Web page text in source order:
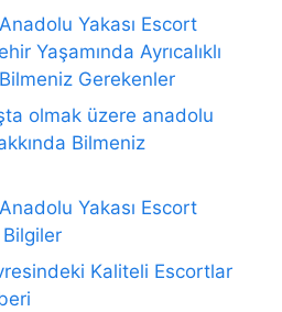
Yakası Escort
Yaşamında Ayrıcalıklı
Gerekenler
olmak üzere anadolu
Bilmeniz
Yakası Escort
Kaliteli Escortlar